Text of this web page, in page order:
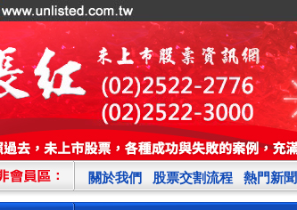
關於我們 股票交割流程 熱門新聞